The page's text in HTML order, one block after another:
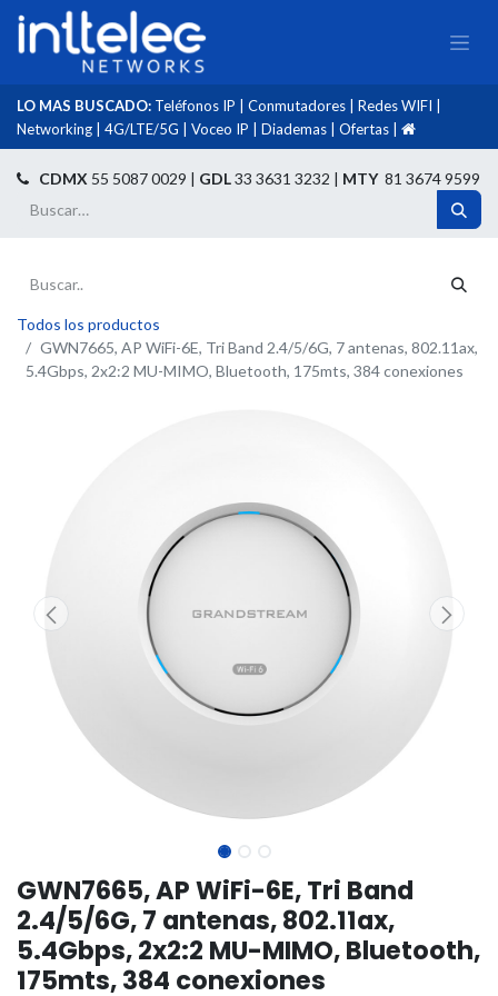
LO MAS BUSCADO: Teléfonos IP Conmutadores Redes WIFI
Networking
4G/LTE/5G Voceo IP Diademas Ofertas
CDMX 55 5087 0029 | GDL33 3631 3232 | MTY81 3674 9599
Todos los productos
GWN7665, AP WiFi-6E, Tri Band 2.4/5/6G, 7 antenas, 802.11ax,
5.4Gbps, 2x2:2 MU-MIMO, Bluetooth, 175mts, 384 conexiones
GWN7665, AP WiFi-6E, Tri Band
2.4/5/6G, 7 antenas, 802.11ax,
5.4Gbps, 2x2:2 MU-MIMO, Bluetooth,
175mts, 384 conexiones